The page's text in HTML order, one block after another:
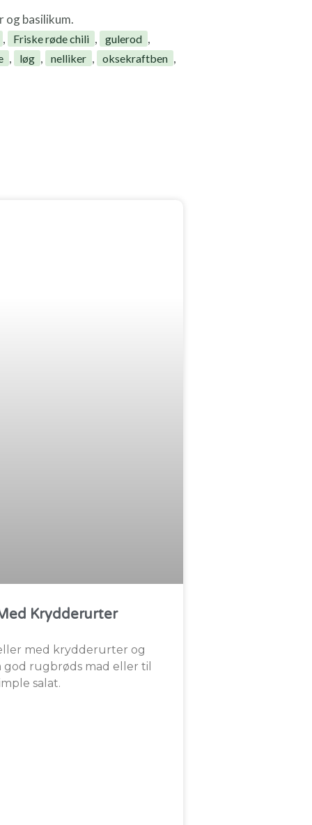
og basilikum.
, Friske røde chili , gulerod ,
, løg , nelliker , oksekraftben ,
Krydderurter
med krydderurter og
god rugbrøds mad eller til
salat.